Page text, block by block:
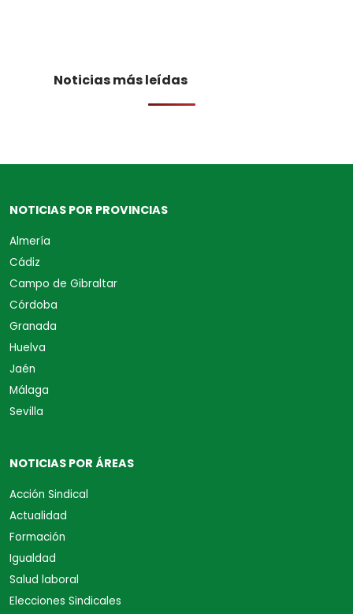
Noticias más leídas
NOTICIAS POR PROVINCIAS
Almería
Cádiz
Campo de Gibraltar
Córdoba
Granada
Huelva
Jaén
Málaga
Sevilla
NOTICIAS POR ÁREAS
Acción Sindical
Actualidad
Formación
Igualdad
Salud laboral
Elecciones Sindicales